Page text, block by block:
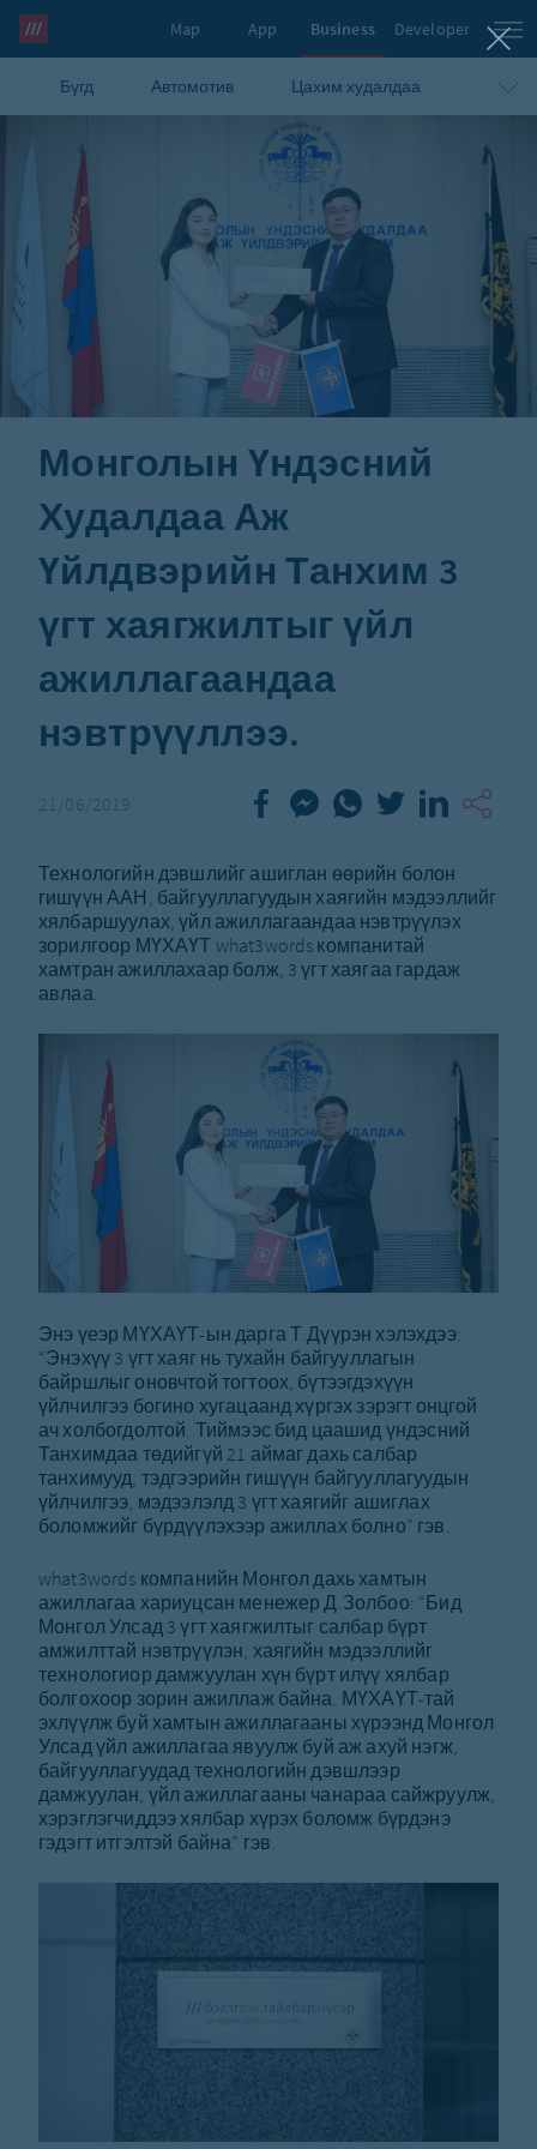
Map App Business Developer
what3words Pro
Бүгд Автомотив Цахим худалдаа
Түргэн тусламж
Төр засгийн байгууллагууд ГМС
Монголын Үндэсний
Худалдаа Аж
Үйлдвэрийн Танхим 3
үгт хаягжилтыг үйл
ажиллагаандаа
нэвтрүүллээ.
21/06/2019
Технологийн дэвшлийг ашиглан өөрийн болон
гишүүн ААН, байгууллагуудын хаягийн мэдээллийг
хялбаршуулах, үйл ажиллагаандаа нэвтрүүлэх
зорилгоор МҮХАҮТ what3words компанитай
хамтран ажиллахаар болж, 3 үгт хаягаа гардаж
авлаа.
Энэ үеэр МҮХАҮТ-ын дарга Т.Дүүрэн хэлэхдээ:
“Энэхүү 3 үгт хаяг нь тухайн байгууллагын
байршлыг оновчтой тогтоох, бүтээгдэхүүн
үйлчилгээ богино хугацаанд хүргэх зэрэгт онцгой
ач холбогдолтой. Тиймээс бид цаашид үндэсний
Танхимдаа төдийгүй 21 аймаг дахь салбар
танхимууд, тэдгээрийн гишүүн байгууллагуудын
үйлчилгээ, мэдээлэлд 3 үгт хаягийг ашиглах
боломжийг бүрдүүлэхээр ажиллах болно” гэв.
what3words компанийн Монгол дахь хамтын
ажиллагаа хариуцсан менежер Д.Золбоо: “Бид
Монгол Улсад 3 үгт хаягжилтыг салбар бүрт
амжилттай нэвтрүүлэн, хаягийн мэдээллийг
технологиор дамжуулан хүн бүрт илүү хялбар
болгохоор зорин ажиллаж байна. МҮХАҮТ-тай
эхлүүлж буй хамтын ажиллагааны хүрээнд Монгол
Улсад үйл ажиллагаа явуулж буй аж ахуй нэгж,
байгууллагуудад технологийн дэвшлээр
дамжуулан, үйл ажиллагааны чанараа сайжруулж,
хэрэглэгчиддээ хялбар хүрэх боломж бүрдэнэ
гэдэгт итгэлтэй байна” гэв.